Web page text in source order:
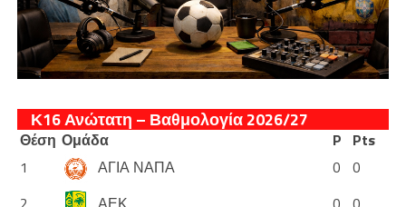
Κ16 Ανώτατη – Βαθμολογία 2026/27
Θέση Ομάδα P Pts
1
ΑΓΙΑ ΝΑΠΑ 0 0